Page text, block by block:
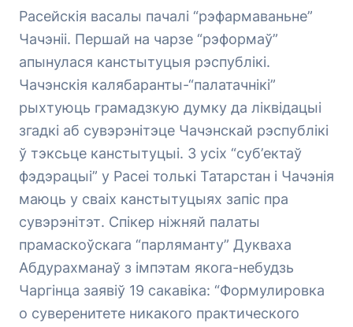
Расейскія васалы пачалі “рэфармаваньне”
Чачэніі. Першай на чарзе “рэформаў”
апынулася канстытуцыя рэспублікі.
Чачэнскія калябаранты-“палатачнікі”
рыхтуюць грамадзкую думку да ліквідацыі
згадкі аб сувэрэнітэце Чачэнскай рэспублікі
ў тэксьце канстытуцыі. З усіх “суб’ектаў
фэдэрацыі” у Расеі толькі Татарстан і Чачэнія
маюць у сваіх канстытуцыях запіс пра
сувэрэнітэт. Спікер ніжняй палаты
прамаскоўскага “парляманту” Дукваха
Абдурахманаў з імпэтам якога-небудзь
Чаргінца заявіў 19 сакавіка: “Формулировка
о суверенитете никакого практического